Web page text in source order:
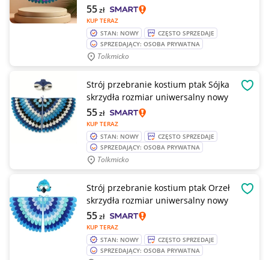
KUP TERAZ
55zł
STAN: NOWY
CZĘSTO SPRZEDAJE
SPRZEDAJĄCY: OSOBA PRYWATNA
Tolkmicko
Strój przebranie kostium ptak Sójka
skrzydła rozmiar uniwersalny nowy
KUP TERAZ
55zł
STAN: NOWY
CZĘSTO SPRZEDAJE
SPRZEDAJĄCY: OSOBA PRYWATNA
Tolkmicko
Strój przebranie kostium ptak Orzeł
skrzydła rozmiar uniwersalny nowy
KUP TERAZ
55zł
STAN: NOWY
CZĘSTO SPRZEDAJE
SPRZEDAJĄCY: OSOBA PRYWATNA